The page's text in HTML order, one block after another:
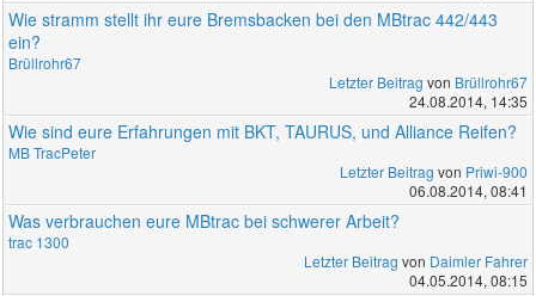
Wie stramm stellt ihr eure Bremsbacken bei den MBtrac 442/443
ein?
Brüllrohr67
Letzter Beitrag von Brüllrohr67
24.08.2014, 14:35
Wie sind eure Erfahrungen mit BKT, TAURUS, und Alliance Reifen?
MB TracPeter
Letzter Beitrag von Priwi-900
06.08.2014, 08:41
Was verbrauchen eure MBtrac bei schwerer Arbeit?
trac 1300
Letzter Beitrag von Daimler Fahrer
04.05.2014, 08:15